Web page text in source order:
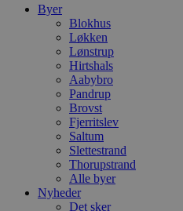
Byer
Blokhus
Løkken
Lønstrup
Hirtshals
Aabybro
Pandrup
Brovst
Fjerritslev
Saltum
Slettestrand
Thorupstrand
Alle byer
Nyheder
Det sker